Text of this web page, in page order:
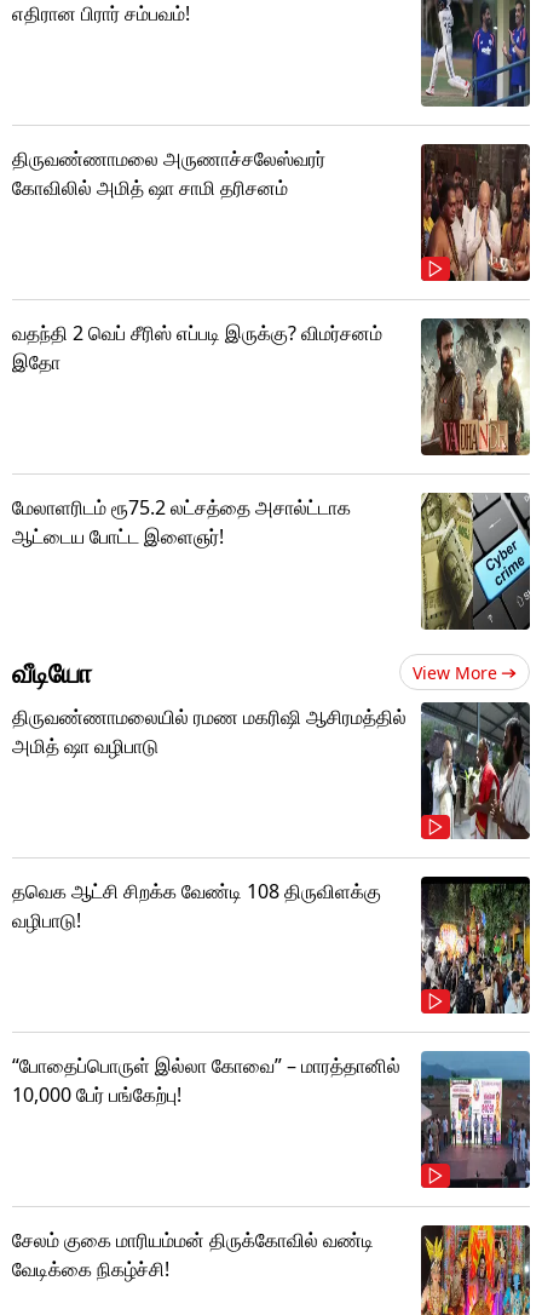
எதிரான பிரார் சம்பவம்!
திருவண்ணாமலை அருணாச்சலேஸ்வரர்
கோவிலில் அமித் ஷா சாமி தரிசனம்
வதந்தி 2 வெப் சீரிஸ் எப்படி இருக்கு? விமர்சனம்
இதோ
மேலாளரிடம் ரூ75.2 லட்சத்தை அசால்ட்டாக
ஆட்டைய போட்ட இளைஞர்!
வீடியோ View More
திருவண்ணாமலையில் ரமண மகரிஷி ஆசிரமத்தில்
அமித் ஷா வழிபாடு
தவெக ஆட்சி சிறக்க வேண்டி 108 திருவிளக்கு
வழிபாடு!
“போதைப்பொருள் இல்லா கோவை” – மாரத்தானில்
10,000 பேர் பங்கேற்பு!
சேலம் குகை மாரியம்மன் திருக்கோவில் வண்டி
வேடிக்கை நிகழ்ச்சி!